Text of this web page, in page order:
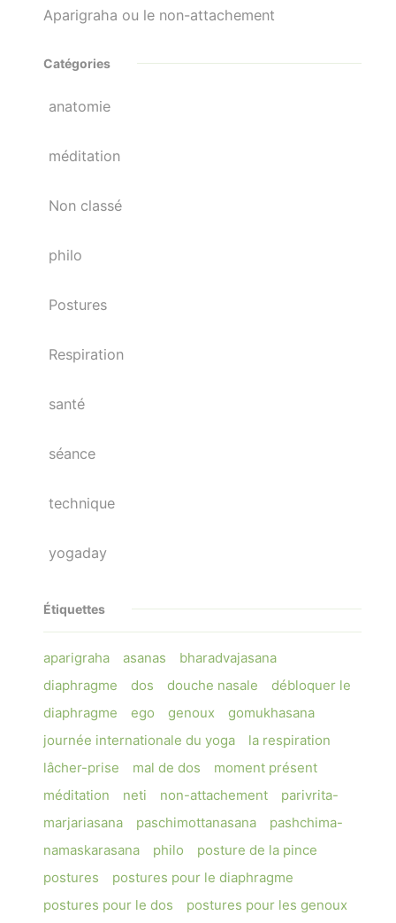
Aparigraha ou le non-attachement
Catégories
anatomie
méditation
Non classé
philo
Postures
Respiration
santé
séance
technique
yogaday
Étiquettes
aparigraha asanas
bharadvajasana
diaphragme
dos douche nasale
débloquer le
diaphragme
ego genoux
gomukhasana
journée internationale du yoga
la respiration
lâcher-prise
mal de dos
moment présent
méditation
neti non-attachement
parivrita-
marjariasana
paschimottanasana
pashchima-
namaskarasana
philo
posture de la pince
postures
postures pour le diaphragme
postures pour le dos
postures pour les genoux